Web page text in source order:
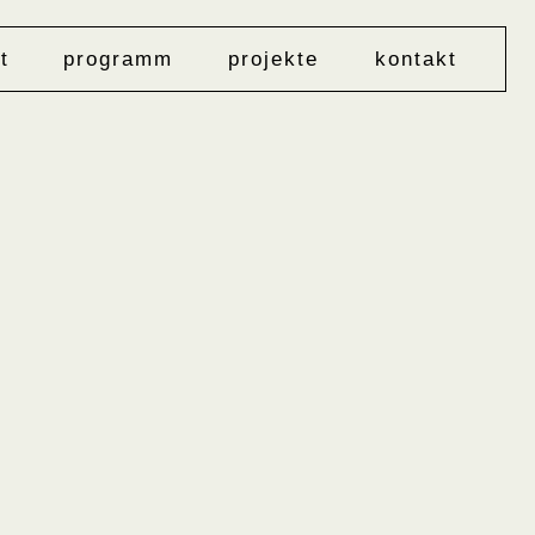
programm projekte kontakt